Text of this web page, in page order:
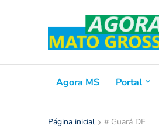
Agora MS Portal
Página inicial # Guará DF